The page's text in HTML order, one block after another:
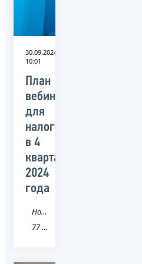
30.09.2024
10:01
План
вебинаров
для
налогоплательщиков
в 4
квартале
2024
года
Новость
77 город Москва